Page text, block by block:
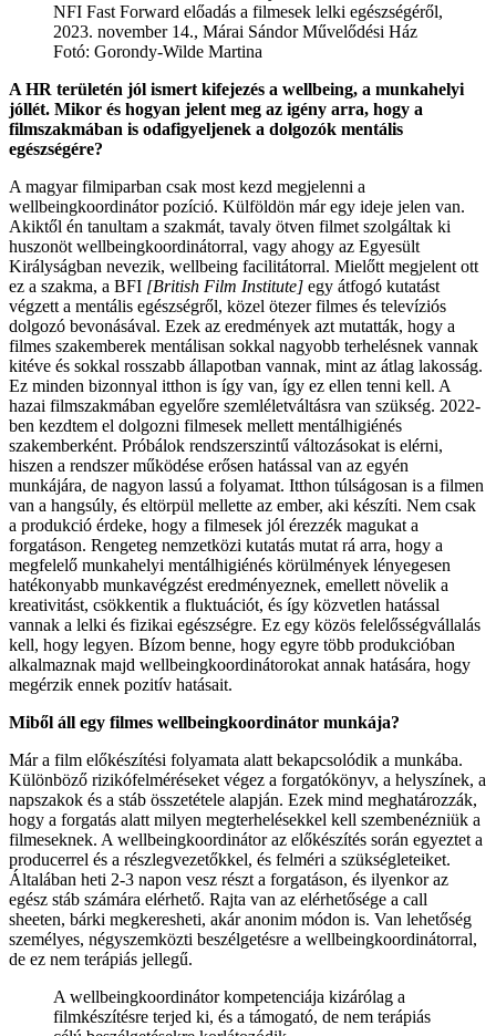
NFI Fast Forward előadás a filmesek lelki egészségéről,
2023. november 14., Márai Sándor Művelődési Ház
Fotó: Gorondy-Wilde Martina
A HR területén jól ismert kifejezés a wellbeing, a munkahelyi
jóllét. Mikor és hogyan jelent meg az igény arra, hogy a
filmszakmában is odafigyeljenek a dolgozók mentális
egészségére?
A magyar filmiparban csak most kezd megjelenni a
wellbeingkoordinátor pozíció. Külföldön már egy ideje jelen van.
Akiktől én tanultam a szakmát, tavaly ötven filmet szolgáltak ki
huszonöt wellbeingkoordinátorral, vagy ahogy az Egyesült
Királyságban nevezik, wellbeing facilitátorral. Mielőtt megjelent ott
ez a szakma, a BFI [British Film Institute] egy átfogó kutatást
végzett a mentális egészségről, közel ötezer filmes és televíziós
dolgozó bevonásával. Ezek az eredmények azt mutatták, hogy a
filmes szakemberek mentálisan sokkal nagyobb terhelésnek vannak
kitéve és sokkal rosszabb állapotban vannak, mint az átlag lakosság.
Ez minden bizonnyal itthon is így van, így ez ellen tenni kell. A
hazai filmszakmában egyelőre szemléletváltásra van szükség. 2022-
ben kezdtem el dolgozni filmesek mellett mentálhigiénés
szakemberként. Próbálok rendszerszintű változásokat is elérni,
hiszen a rendszer működése erősen hatással van az egyén
munkájára, de nagyon lassú a folyamat. Itthon túlságosan is a filmen
van a hangsúly, és eltörpül mellette az ember, aki készíti. Nem csak
a produkció érdeke, hogy a filmesek jól érezzék magukat a
forgatáson. Rengeteg nemzetközi kutatás mutat rá arra, hogy a
megfelelő munkahelyi mentálhigiénés körülmények lényegesen
hatékonyabb munkavégzést eredményeznek, emellett növelik a
kreativitást, csökkentik a fluktuációt, és így közvetlen hatással
vannak a lelki és fizikai egészségre. Ez egy közös felelősségvállalás
kell, hogy legyen. Bízom benne, hogy egyre több produkcióban
alkalmaznak majd wellbeingkoordinátorokat annak hatására, hogy
megérzik ennek pozitív hatásait.
Miből áll egy filmes wellbeingkoordinátor munkája?
Már a film előkészítési folyamata alatt bekapcsolódik a munkába.
Különböző rizikófelméréseket végez a forgatókönyv, a helyszínek, a
napszakok és a stáb összetétele alapján. Ezek mind meghatározzák,
hogy a forgatás alatt milyen megterhelésekkel kell szembenézniük a
filmeseknek. A wellbeingkoordinátor az előkészítés során egyeztet a
producerrel és a részlegvezetőkkel, és felméri a szükségleteiket.
Általában heti 2-3 napon vesz részt a forgatáson, és ilyenkor az
egész stáb számára elérhető. Rajta van az elérhetősége a call
sheeten, bárki megkeresheti, akár anonim módon is. Van lehetőség
személyes, négyszemközti beszélgetésre a wellbeingkoordinátorral,
de ez nem terápiás jellegű.
A wellbeingkoordinátor kompetenciája kizárólag a
filmkészítésre terjed ki, és a támogató, de nem terápiás